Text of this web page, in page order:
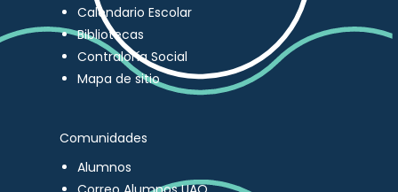
Calendario Escolar
Bibliotecas
Contraloría Social
Mapa de sitio
Comunidades
Alumnos